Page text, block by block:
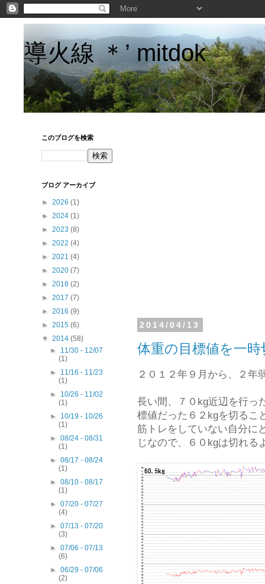
導火線 ＊’ mitdok
2014/04/13
体重の目標値を一
２０１２年９月から、２年
長い間、７０kg近辺を行っ
標値だった６２kgを切るこ
筋トレをしていない自分に
じなので、６０kgは切れる
このブログを検索
ブログ アーカイブ
► 2026 (1)
► 2024 (1)
► 2023 (8)
► 2022 (4)
► 2021 (4)
► 2020 (7)
► 2018 (2)
► 2017 (7)
► 2016 (9)
► 2015 (6)
▼ 2014 (58)
► 11/30 - 12/07
(1)
► 11/16 - 11/23
(1)
► 10/26 - 11/02
(1)
► 10/19 - 10/26
(1)
►08/24 - 08/31
(1)
►08/17 - 08/24
(1)
►08/10 - 08/17
(1)
►07/20 - 07/27
(4)
►07/13 - 07/20
(3)
►07/06 - 07/13
(6)
►06/29 - 07/06
(2)